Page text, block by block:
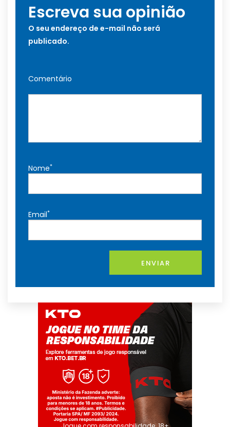
Escreva sua opinião
O seu endereço de e-mail não será
publicado.
Comentário
Nome*
Email*
ENVIAR